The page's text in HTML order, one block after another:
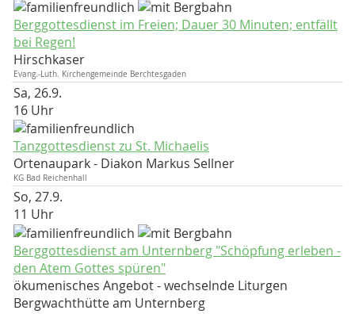
Berggottesdienst im Freien; Dauer 30 Minuten; entfällt
bei Regen!
Hirschkaser
Evang.-Luth. Kirchengemeinde Berchtesgaden
Sa, 26.9.
16 Uhr
Tanzgottesdienst zu St. Michaelis
Ortenaupark
Diakon Markus Sellner
KG Bad Reichenhall
So, 27.9.
11 Uhr
Berggottesdienst am Unternberg "Schöpfung erleben -
den Atem Gottes spüren"
ökumenisches Angebot - wechselnde Liturgen
Bergwachthütte am Unternberg